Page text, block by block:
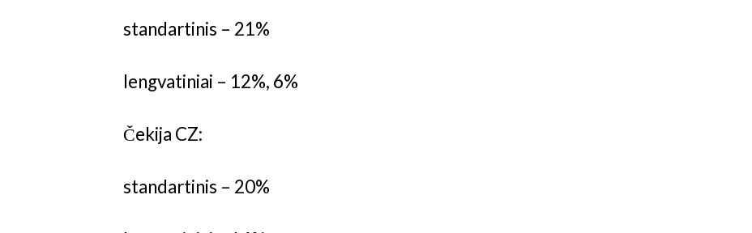
standartinis – 21%
lengvatiniai – 12%, 6%
Čekija CZ:
standartinis – 20%